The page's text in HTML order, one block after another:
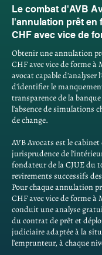
Le combat d'AVB
l'annulation prêt en
CHF avec vice de
Obtenir une annulation
CHF avec vice de forme à
avocat capable d'analyser
d'identifier le
transparence de la
l'absence de simulations
de change.
AVB Avocats est le
jurisprudence de
fondateur de la CJUE du
revirements successifs
Pour chaque annulation
CHF avec vice de forme à
conduit une analyse
du contrat de prêt et
judiciaire adaptée à la
l'emprunteur, à chaque